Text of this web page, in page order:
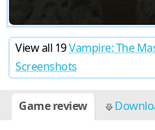
View all 19Vampire: The
Screenshots
Game review